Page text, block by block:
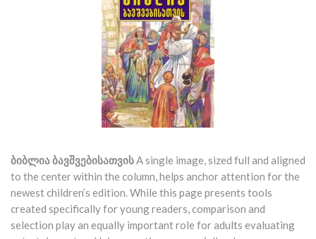
ბიბლია ბავშვებისათვისA single image, sized full and aligned
to the center within the column, helps anchor attention for the
newest children’s edition. While this page presents tools
created specifically for young readers, comparison and
selection play an equally important role for adults evaluating